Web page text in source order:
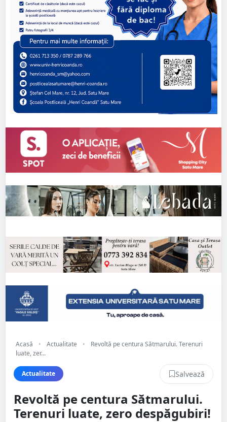
Acasă • Actualitate •
Revoltă pe centura Sătmarului. Terenuri
luate, zer...
Actualitate Salvează
Revoltă pe centura Sătmarului.
Terenuri luate, zero despăgubiri!